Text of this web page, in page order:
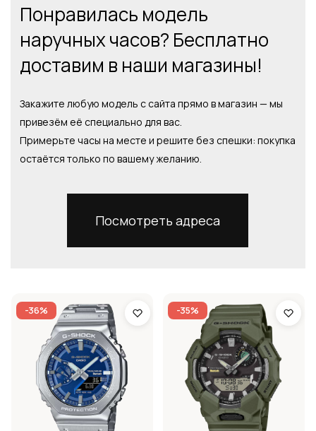
Понравилась модель
наручных часов? Бесплатно
доставим в наши магазины!
Закажите любую модель с сайта прямо в магазин — мы
привезём её специально для вас.
Примерьте часы на месте и решите без спешки: покупка
остаётся только по вашему желанию.
Посмотреть адреса
-36% -35%